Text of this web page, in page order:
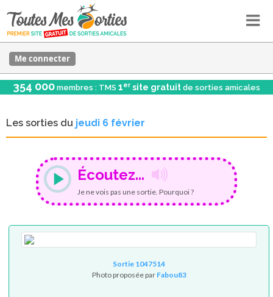
Me connecter
354 000 membres : TMS 1er site gratuit de sorties amicales
Les sorties du jeudi 6 février
Écoutez...
Je ne vois pas une sortie. Pourquoi ?
Sortie 1047514
Photo proposée par Fabou83